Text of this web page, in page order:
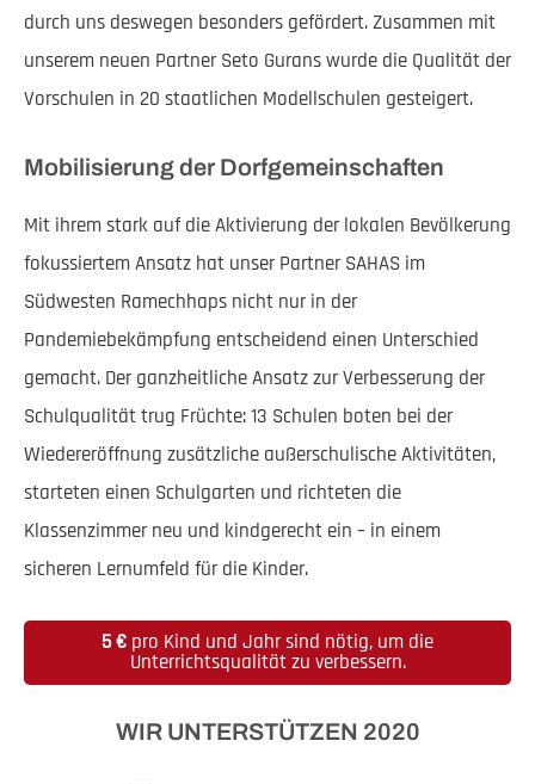
durch uns deswegen besonders gefördert. Zusammen mit
unserem neuen Partner Seto Gurans wurde die Qualität der
Vorschulen in 20 staatlichen Modellschulen gesteigert.
Mobilisierung der Dorfgemeinschaften
Mit ihrem stark auf die Aktivierung der lokalen Bevölkerung
fokussiertem Ansatz hat unser Partner SAHAS im
Südwesten Ramechhaps nicht nur in der
Pandemiebekämpfung entscheidend einen Unterschied
gemacht. Der ganzheitliche Ansatz zur Verbesserung der
Schulqualität trug Früchte: 13 Schulen boten bei der
Wiedereröffnung zusätzliche außerschulische Aktivitäten,
starteten einen Schulgarten und richteten die
Klassenzimmer neu und kindgerecht ein – in einem
sicheren Lernumfeld für die Kinder.
5 € pro Kind und Jahr sind nötig, um die
Unterrichtsqualität zu verbessern.
WIR UNTERSTÜTZEN 2020